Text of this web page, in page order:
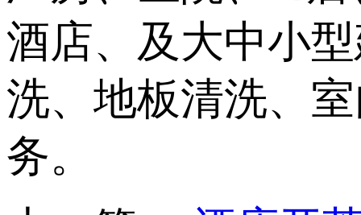
酒店、及大中小
洗、地板清洗、
务。